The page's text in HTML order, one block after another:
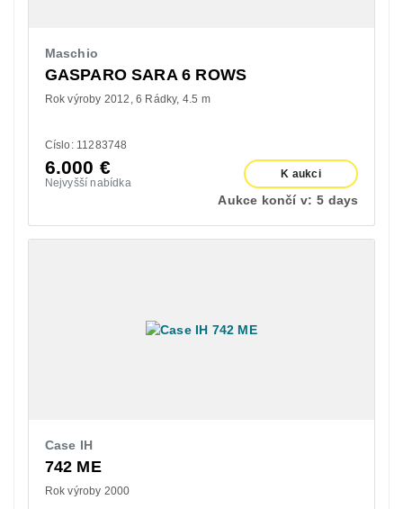
Maschio
GASPARO SARA 6 ROWS
Rok výroby 2012 6 Rádky 4.5 m
Císlo: 11283748
6.000 €
Nejvyšší nabídka
K aukci
Aukce končí v: 5 days
Case IH
742 ME
Rok výroby 2000